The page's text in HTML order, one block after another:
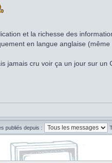
et la richesse des
en langue anglaise
jamais cru voir ça un jour sur un
publiés depuis :